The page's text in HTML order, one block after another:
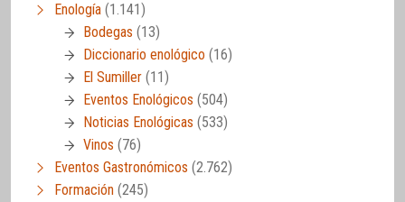
Enología (1.141)
Bodegas (13)
Diccionario enológico (16)
El Sumiller (11)
Eventos Enológicos (504)
Noticias Enológicas (533)
Vinos (76)
Eventos Gastronómicos (2.762)
Formación (245)